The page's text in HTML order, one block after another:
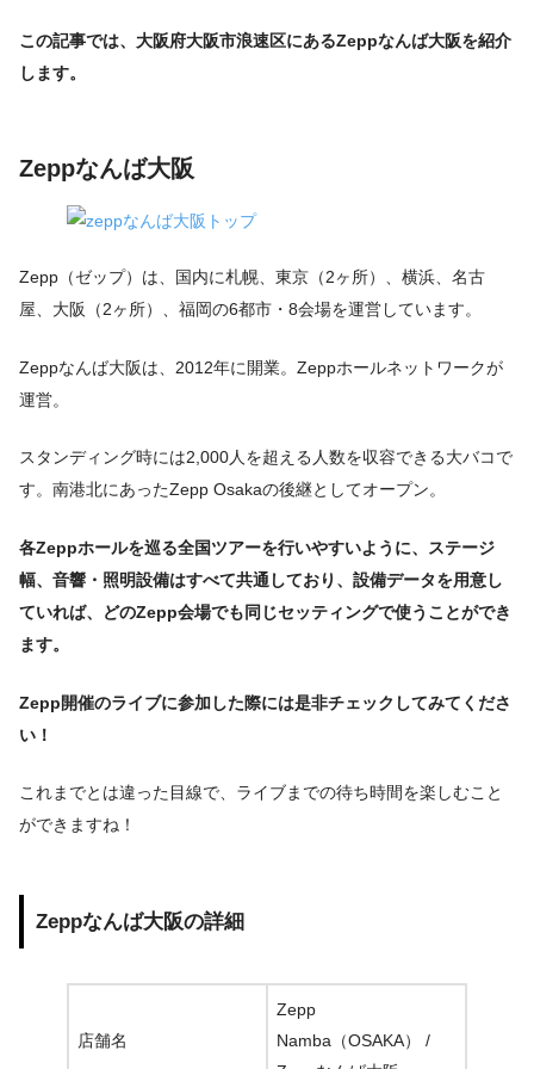
この記事では、大阪府大阪市浪速区にあるZeppなんば大阪を紹介
します。
Zeppなんば大阪
Zepp（ゼップ）は、国内に札幌、東京（2ヶ所）、横浜、名古
屋、大阪（2ヶ所）、福岡の6都市・8会場を運営しています。
Zeppなんば大阪は、2012年に開業。Zeppホールネットワークが
運営。
スタンディング時には2,000人を超える人数を収容できる大バコで
す。南港北にあったZepp Osakaの後継としてオープン。
各Zeppホールを巡る全国ツアーを行いやすいように、ステージ
幅、音響・照明設備はすべて共通しており、 設備データを用意し
ていれば、どのZepp会場でも同じセッティングで使うことができ
ます。
Zepp開催のライブに参加した際には是非チェックしてみてくださ
い！
これまでとは違った目線で、ライブまでの待ち時間を楽しむこと
ができますね！
Zeppなんば大阪の詳細
店舗名
Zepp
Namba（OSAKA） /